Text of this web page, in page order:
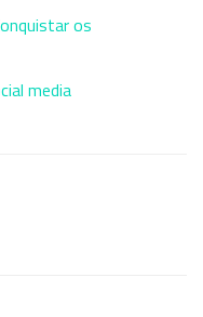
os
media